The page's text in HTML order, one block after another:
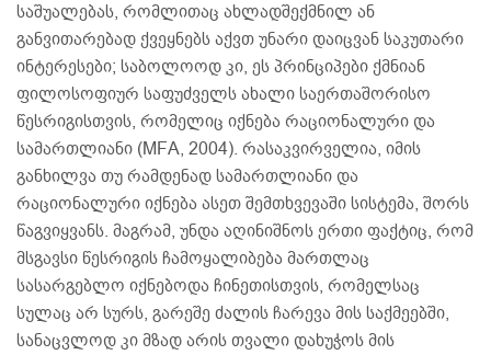
საშუალებას, რომლითაც ახლადშექმნილ ან
განვითარებად ქვეყნებს აქვთ უნარი დაიცვან საკუთარი
ინტერესები; საბოლოოდ კი, ეს პრინციპები ქმნიან
ფილოსოფიურ საფუძველს ახალი საერთაშორისო
წესრიგისთვის, რომელიც იქნება რაციონალური და
სამართლიანი (MFA, 2004). რასაკვირველია, იმის
განხილვა თუ რამდენად სამართლიანი და
რაციონალური იქნება ასეთ შემთხვევაში სისტემა, შორს
წაგვიყვანს. მაგრამ, უნდა აღინიშნოს ერთი ფაქტიც, რომ
მსგავსი წესრიგის ჩამოყალიბება მართლაც
სასარგებლო იქნებოდა ჩინეთისთვის, რომელსაც
სულაც არ სურს, გარეშე ძალის ჩარევა მის საქმეებში,
სანაცვლოდ კი მზად არის თვალი დახუჭოს მის